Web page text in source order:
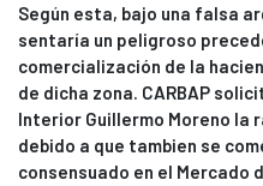
Según esta, bajo una falsa
sentaría un peligroso
comercialización de la
de dicha zona. CARBAP
Interior Guillermo Moreno
debido a que tambien se
consensuado en el Mercado